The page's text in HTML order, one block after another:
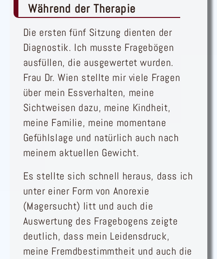
Während der Therapie
Die ersten fünf Sitzung dienten der
Diagnostik. Ich musste Fragebögen
ausfüllen, die ausgewertet wurden.
Frau Dr. Wien stellte mir viele Fragen
über mein Essverhalten, meine
Sichtweisen dazu, meine Kindheit,
meine Familie, meine momentane
Gefühlslage und natürlich auch nach
meinem aktuellen Gewicht.
Es stellte sich schnell heraus, dass ich
unter einer Form von Anorexie
(Magersucht) litt und auch die
Auswertung des Fragebogens zeigte
deutlich, dass mein Leidensdruck,
meine Fremdbestimmtheit und auch die